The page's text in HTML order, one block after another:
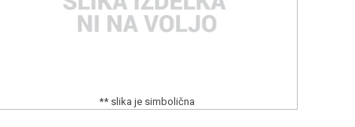
** slika je simbolična